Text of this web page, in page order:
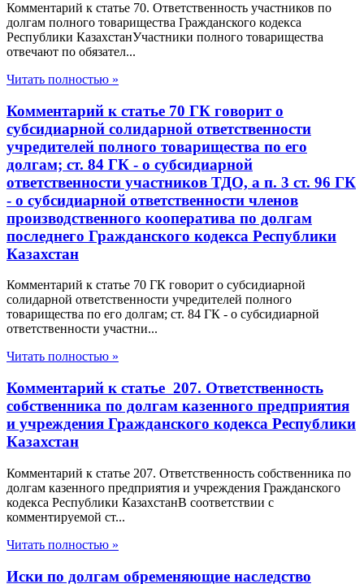
Комментарий к статье 70. Ответственность участников по
долгам полного товарищества Гражданского кодекса
Республики КазахстанУчастники полного товарищества
отвечают по обязател...
Читать полностью »
Комментарий к статье 70 ГК говорит о
субсидиарной солидарной ответственности
учредителей полного товарищества по его
долгам; ст. 84 ГК - о субсидиарной
ответственности участников ТДО, а п. 3 ст. 96 ГК
- о субсидиарной ответственности членов
производственного кооператива по долгам
последнего Гражданского кодекса Республики
Казахстан
Комментарий к статье 70 ГК говорит о субсидиарной
солидарной ответственности учредителей полного
товарищества по его долгам; ст. 84 ГК - о субсидиарной
ответственности участни...
Читать полностью »
Комментарий к статье 207. Ответственность
собственника по долгам казенного предприятия
и учреждения Гражданского кодекса Республики
Казахстан
Комментарий к статье 207. Ответственность собственника по
долгам казенного предприятия и учреждения Гражданского
кодекса Республики КазахстанВ соответствии с
комментируемой ст...
Читать полностью »
Иски по долгам обременяющие наследство